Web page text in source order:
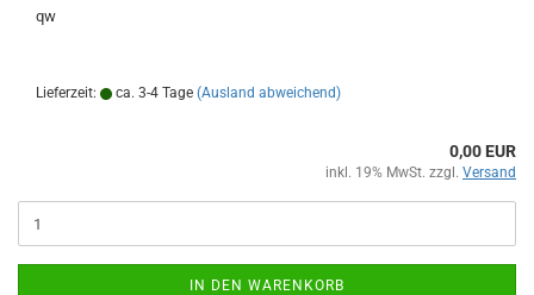
qw
Lieferzeit: ca. 3-4 Tage (Ausland abweichend)
0,00 EUR
inkl. 19% MwSt. zzgl. Versand
IN DEN WARENKORB